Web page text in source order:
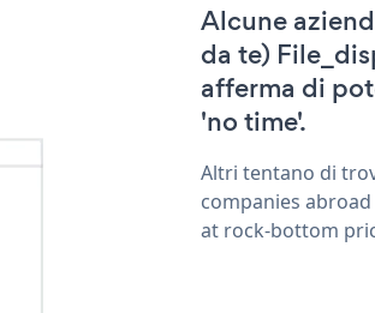
Alcune
da te)
afferma di
'no time'.
Altri tentano di
companies
at rock-bottom